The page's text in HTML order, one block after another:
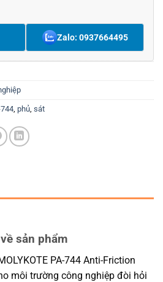
Zalo: 0937664495
, phủ, sát
sản phẩm
PA-744 Anti-Friction
môi trường công nghiệp đòi hỏi